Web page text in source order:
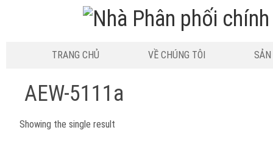
TRANG CHỦ VỀ CHÚNG TÔI
AEW-5111a
Showing the single result